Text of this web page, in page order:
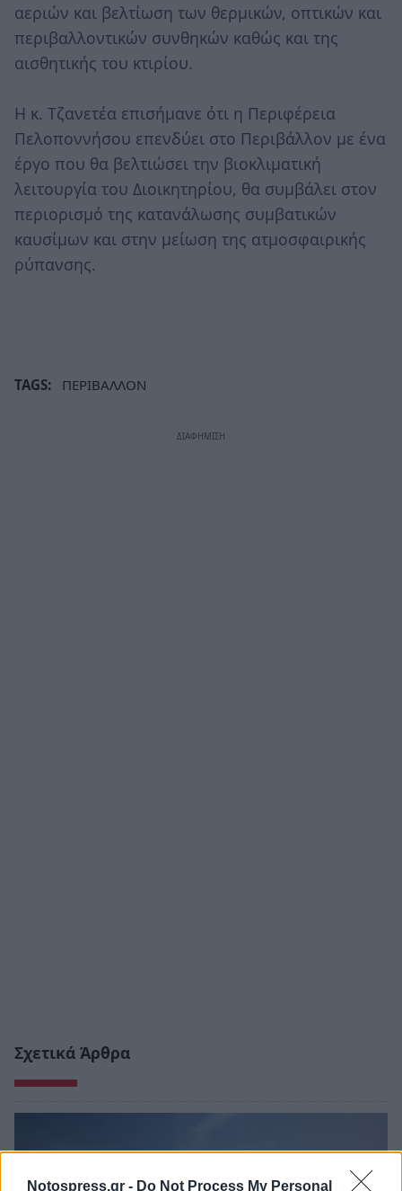
Notospress.gr - Do Not Process My Personal
αεριών και βελτίωση των θερμικών, οπτικών και
περιβαλλοντικών συνθηκών καθώς και της
αισθητικής του κτιρίου.
Η κ. Τζανετέα επισήμανε ότι η Περιφέρεια
Πελοποννήσου επενδύει στο Περιβάλλον με ένα
έργο που θα βελτιώσει την βιοκλιματική
λειτουργία του Διοικητηρίου, θα συμβάλει στον
περιορισμό της κατανάλωσης συμβατικών
καυσίμων και στην μείωση της ατμοσφαιρικής
ρύπανσης.
TAGS: ΠΕΡΙΒΑΛΛΟΝ
Σχετικά Άρθρα